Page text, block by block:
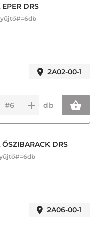
EPER DRS
2A02-00-1
db
ŐSZIBARACK DRS
2A06-00-1